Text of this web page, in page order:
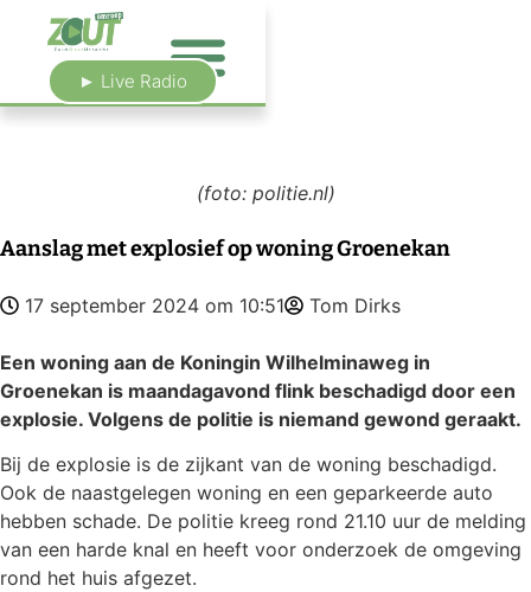
► Live Radio
(foto: politie.nl)
Aanslag met explosief op woning Groenekan
17 september 2024 om 10:51 Tom Dirks
Een woning aan de Koningin Wilhelminaweg in
Groenekan is maandagavond flink beschadigd door een
explosie. Volgens de politie is niemand gewond geraakt.
Bij de explosie is de zijkant van de woning beschadigd.
Ook de naastgelegen woning en een geparkeerde auto
hebben schade. De politie kreeg rond 21.10 uur de melding
van een harde knal en heeft voor onderzoek de omgeving
rond het huis afgezet.